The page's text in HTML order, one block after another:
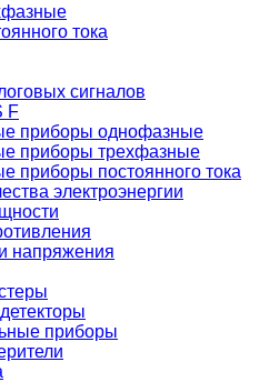
тока
сигналов
F
приборы однофазные
приборы трехфазные
приборы постоянного тока
электроэнергии
напряжения
приборы